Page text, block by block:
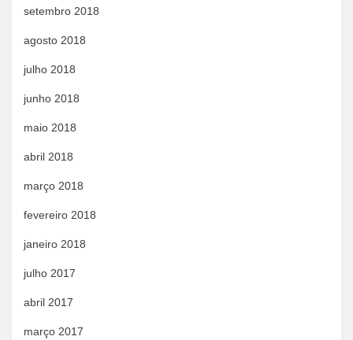
setembro 2018
agosto 2018
julho 2018
junho 2018
maio 2018
abril 2018
março 2018
fevereiro 2018
janeiro 2018
julho 2017
abril 2017
março 2017